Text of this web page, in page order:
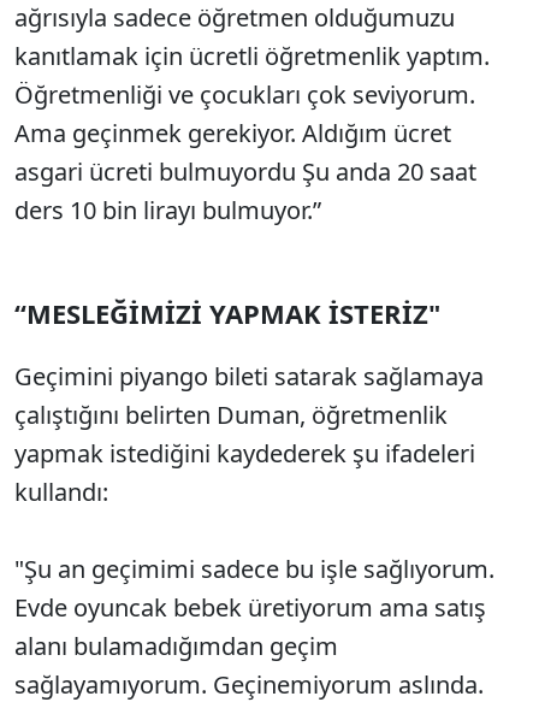
ağrısıyla sadece öğretmen olduğumuzu
kanıtlamak için ücretli öğretmenlik yaptım.
Öğretmenliği ve çocukları çok seviyorum.
Ama geçinmek gerekiyor. Aldığım ücret
asgari ücreti bulmuyordu Şu anda 20 saat
ders 10 bin lirayı bulmuyor.”
“MESLEĞİMİZİ YAPMAK İSTERİZ"
Geçimini piyango bileti satarak sağlamaya
çalıştığını belirten Duman, öğretmenlik
yapmak istediğini kaydederek şu ifadeleri
kullandı:
"Şu an geçimimi sadece bu işle sağlıyorum.
Evde oyuncak bebek üretiyorum ama satış
alanı bulamadığımdan geçim
sağlayamıyorum. Geçinemiyorum aslında.